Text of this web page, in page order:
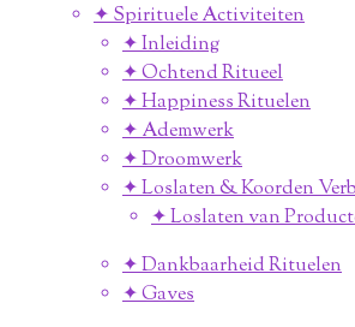
✦ Spirituele Activiteiten
✦ Inleiding
✦ Ochtend Ritueel
✦ Happiness Rituelen
✦ Ademwerk
✦ Droomwerk
✦ Loslaten & Koorden
✦ Loslaten van
✦ Dankbaarheid Rituelen
✦ Gaves